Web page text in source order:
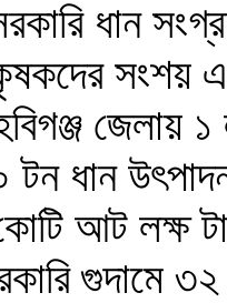
ধান
সংশয়
জেলায়
ধান
আট লক্ষ
গুদামে ৩২